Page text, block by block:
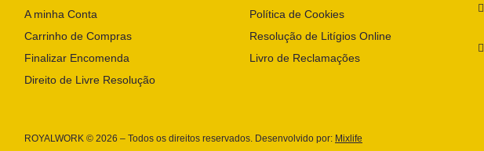
A minha Conta
Carrinho de Compras
Finalizar Encomenda
Direito de Livre Resolução
Política de Cookies
Resolução de Litígios Online
Livro de Reclamações
ROYALWORK © 2026 – Todos os direitos reservados. Desenvolvido por: Mixlife